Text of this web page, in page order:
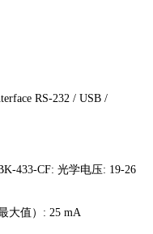
RS-232 / USB /
433-CF: 光学电压: 19-26
大值）: 25 mA